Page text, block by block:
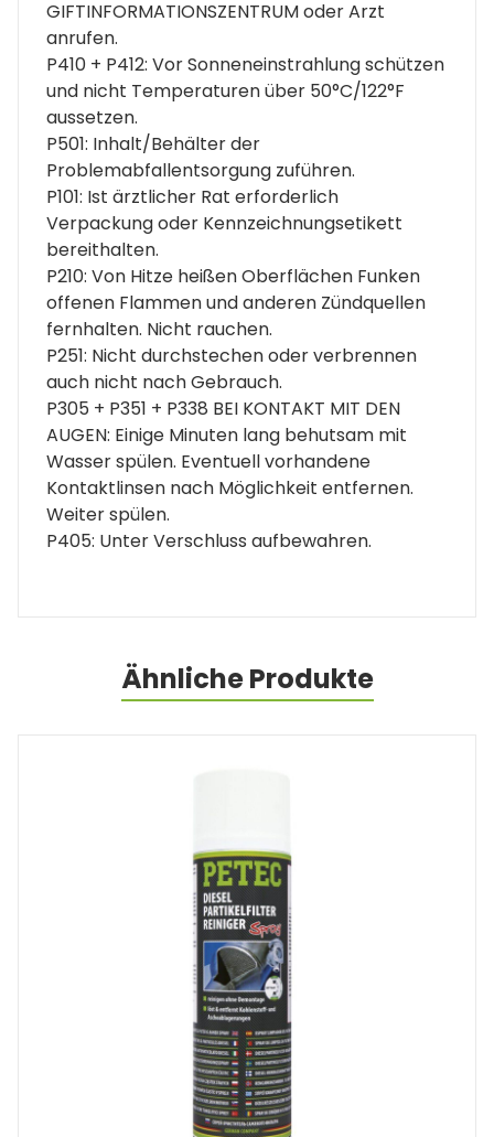
GIFTINFORMATIONSZENTRUM oder Arzt
anrufen.
P410 + P412: Vor Sonneneinstrahlung schützen
und nicht Temperaturen über 50°C/122°F
aussetzen.
P501: Inhalt/Behälter der
Problemabfallentsorgung zuführen.
P101: Ist ärztlicher Rat erforderlich
Verpackung oder Kennzeichnungsetikett
bereithalten.
P210: Von Hitze heißen Oberflächen Funken
offenen Flammen und anderen Zündquellen
fernhalten. Nicht rauchen.
P251: Nicht durchstechen oder verbrennen
auch nicht nach Gebrauch.
P305 + P351 + P338 BEI KONTAKT MIT DEN
AUGEN: Einige Minuten lang behutsam mit
Wasser spülen. Eventuell vorhandene
Kontaktlinsen nach Möglichkeit entfernen.
Weiter spülen.
P405: Unter Verschluss aufbewahren.
Ähnliche Produkte